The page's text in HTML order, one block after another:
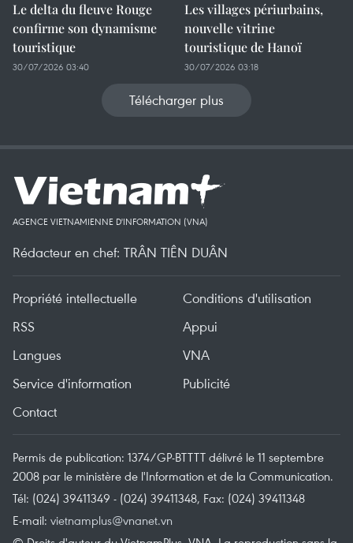
Le delta du fleuve Rouge
confirme son dynamisme
touristique
30/07/2026 03:40
Les villages périurbains,
nouvelle vitrine
touristique de Hanoï
30/07/2026 03:18
Télécharger plus
AGENCE VIETNAMIENNE D'INFORMATION (VNA)
Rédacteur en chef: TRÂN TIÊN DUÂN
Propriété intellectuelle
Conditions d'utilisation
RSS
Appui
Langues
VNA
Service d'information
Publicité
Contact
Permis de publication: 1374/GP-BTTTT délivré le 11 septembre
2008 par le ministère de l'Information et de la Communication.
Tél: (024) 39411349 - (024) 39411348, Fax: (024) 39411348
E-mail: vietnamplus@vnanet.vn